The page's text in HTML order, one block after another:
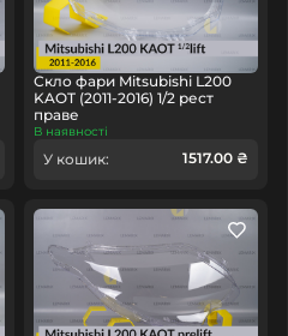
Скло фари Mitsubishi L200
KAOT (2011-2016) 1/2 рест
праве
В наявності
У кошик: 1517.00 ₴